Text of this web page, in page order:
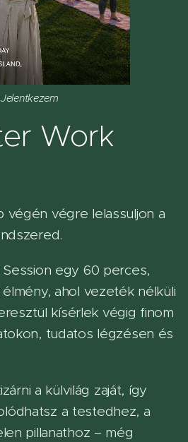
Jelentkezem
Work
végén végre lelassuljon a
egy 60 perces,
ahol vezeték nélküli
kísérlek végig finom
tudatos légzésen és
a külvilág zaját, így
a testedhez, a
pillanathoz – még